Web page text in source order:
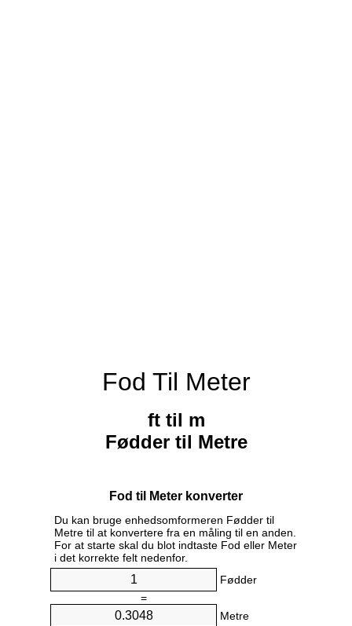
Fod Til Meter
ft til m
Fødder til Metre
Fod til Meter konverter
Du kan bruge enhedsomformeren Fødder til
Metre til at konvertere fra en måling til en anden.
For at starte skal du blot indtaste Fod eller Meter
i det korrekte felt nedenfor.
Fødder
=
Metre